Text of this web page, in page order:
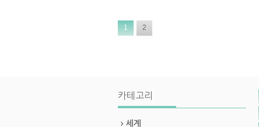
1 2
카테고리
세계